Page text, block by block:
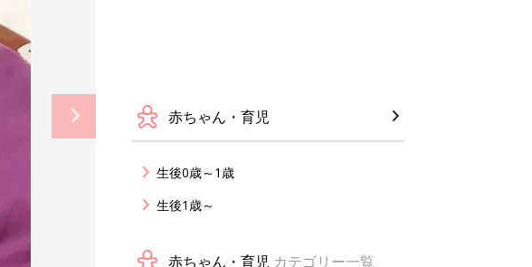
赤ちゃん・育児
生後0歳～1歳
生後1歳～
赤ちゃん・育児 カテゴリー一覧